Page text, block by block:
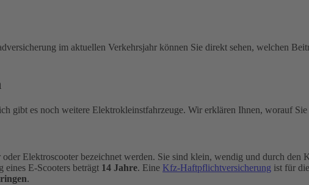
im aktuellen Verkehrsjahr können Sie direkt sehen, welchen
gibt es noch weitere Elektrokleinstfahrzeuge. Wir erklären Ihnen, worauf
Elektroscooter bezeichnet werden. Sie sind klein, wendig und durch den
eines E-Scooters beträgt 14 Jahre. Eine Kfz-Haftpflichtversicherung ist für
.